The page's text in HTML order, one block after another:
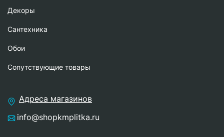
Декоры
Сантехника
Обои
Сопутствующие товары
Адреса магазинов
info@shopkmplitka.ru